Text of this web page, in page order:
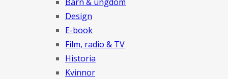
Design
E-book
Film, radio & TV
Historia
Kvinnor